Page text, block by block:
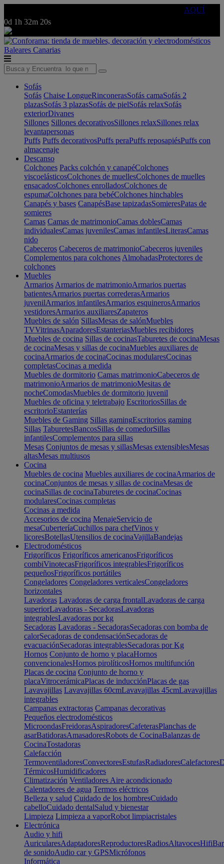
AQUÍ
0d 1h 32m 20s
Baleares Canarias
Sofás
Sofás Chaise LongueRinconerasSofás camaSofás 2
plazasSofás 3 plazasSofás de pielSofás relaxSofás
exteriorDivanes
Sillones Sillones decorativosSillones relaxSillones relax
levantapersonas
Puffs Puffs decorativosPuffs peraPuffs reposapiésPuffs con
almacenaje
Descanso
Colchones Packs colchón y canapéColchones
viscoelásticosColchones de muellesColchones de muelles
ensacadosColchones enrolladosColchones de
espumaColchones para bebéColchones hinchables
Canapés y bases CanapésBase tapizadasSomieresPatas de
somieres
Camas Camas de matrimonioCamas doblesCamas
individualesCamas juvenilesCamas infantilesLiterasCamas
nido
Cabeceros Cabeceros de matrimonioCabeceros juveniles
Complementos para colchones AlmohadasProtectores de
colchones
Muebles
Armarios Armarios de matrimonioArmarios puertas
batientesArmarios puertas correderasArmarios
juvenilArmarios infantilesArmarios esquinerosArmarios
vestidoresArmarios auxiliaresZapateros
Muebles de salón SillasMesas de salónMuebles
TVVitrinasAparadoresEstanteriasMuebles recibidores
Muebles de cocina Sillas de cocinasTaburetes de cocinaMesas
de cocinaMesas y sillas de cocinaMuebles auxiliares de
cocinaArmarios de cocinaCocinas modularesCocinas
completasCocinas a medida
Muebles de dormitorio Camas matrimonioCabeceros de
matrimonioArmarios de matrimonioMesitas de
nocheComodasMuebles de dormitorio juvenil
Muebles de oficina y teletrabajo EscritoriosSillas de
escritorioEstanterías
Muebles de Gaming Sillas gamingEscritorios gaming
Sillas TaburetesBancosSillas de comedorSillas
infantilesComplementos para sillas
Mesas Conjuntos de mesas y sillasMesas extensiblesMesas
altasMesas multiusos
Cocina
Muebles de cocina Muebles auxiliares de cocinaArmarios de
cocinaConjuntos de mesas y sillas de cocinaMesas de
cocinaSillas de cocinaTaburetes de cocinaCocinas
modularesCocinas completas
Cocinas a medida
Accesorios de cocina MenajeServicio de
mesaCuberteríaCuchillos para chefVinos y
licoresBotellasUtensilios de cocinaVajillaBandejas
Electrodomésticos
Frigoríficos Frigoríficos americanosFrigoríficos
combiVinotecasFrigoríficos integrablesFrigoríficos
pequeñosFrigoríficos portátiles
Congeladores Congeladores verticalesCongeladores
horizontales
Lavadoras Lavadoras de carga frontalLavadoras de carga
superiorLavadoras - SecadorasLavadoras
integrablesLavadoras por kg
Secadoras Lavadoras - SecadorasSecadoras con bomba de
calorSecadoras de condensaciónSecadoras de
evacuaciónSecadoras integrablesSecadoras por Kg
Hornos Conjunto de horno y placaHornos
convencionalesHornos pirolíticosHornos multifunción
Placas de cocina Conjunto de horno y
placaVitrocerámicaPlacas de inducciónPlacas de gas
Lavavajillas Lavavajillas 60cmLavavajillas 45cmLavavajillas
integrables
Campanas extractoras Campanas decorativas
Pequeños electrodomésticos
MicroondasFreidorasAspiradoresCafeterasPlanchas de
asarBatidorasAmasadoresRobots de CocinaBalanzas de
CocinaTostadoras
Calefacción
TermoventiladoresConvectoresEstufasRadiadoresCalefactores
TérmicosHumidificadores
Climatización Ventiladores Aire acondicionado
Calentadores de agua Termos eléctricos
Belleza y salud Cuidado de los hombresCuidado
cabelloCuidado dentalSalud y bienestar
Limpieza Limpieza a vaporRobot limpiacristales
Electrónica
Audio y hifi
AuricularesAdaptadoresReproductoresRadiosAltavocesHifi
de sonidoAudio car y GPSMicrófonos
Informática